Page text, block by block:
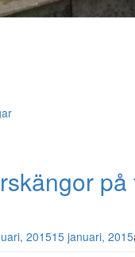
på
201515 januari, 2015